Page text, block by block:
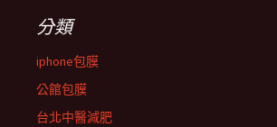
分類
iphone包膜
公館包膜
台北中醫減肥